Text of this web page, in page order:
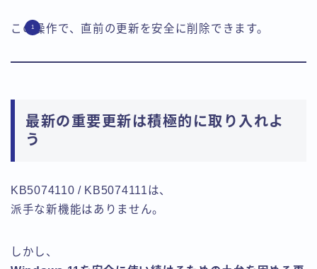
この操作で、直前の更新を安全に削除できます。
最新の重要更新は積極的に取り入れよ
う
KB5074110 / KB5074111は、
派手な新機能はありません。
しかし、